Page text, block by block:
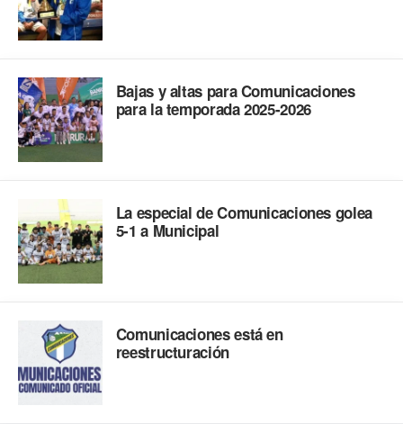
Bajas y altas para Comunicaciones
para la temporada 2025-2026
La especial de Comunicaciones golea
5-1 a Municipal
Comunicaciones está en
reestructuración